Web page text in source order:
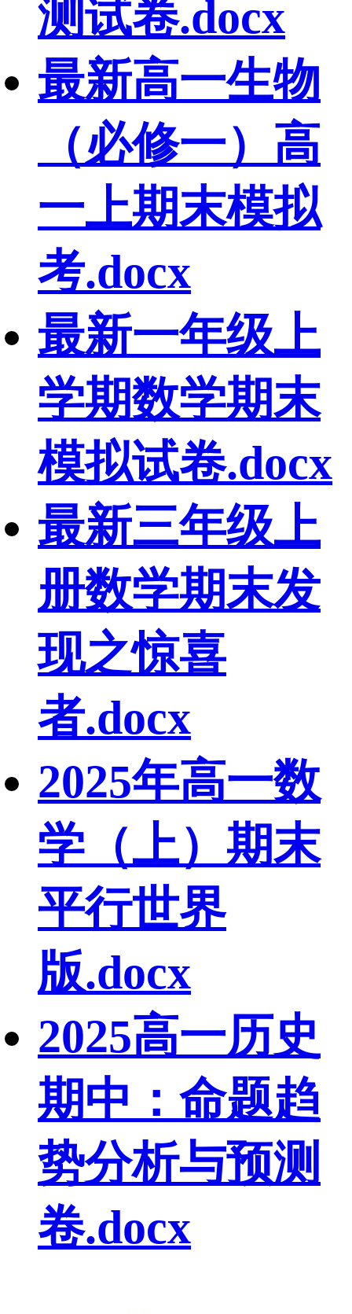
测试卷.docx
最新高一生物
（必修一）高
一上期末模拟
考.docx
最新一年级上
学期数学期末
模拟试卷.docx
最新三年级上
册数学期末发
现之惊喜
者.docx
2025年高一数
学（上）期末
平行世界
版.docx
2025高一历史
期中：命题趋
势分析与预测
卷.docx